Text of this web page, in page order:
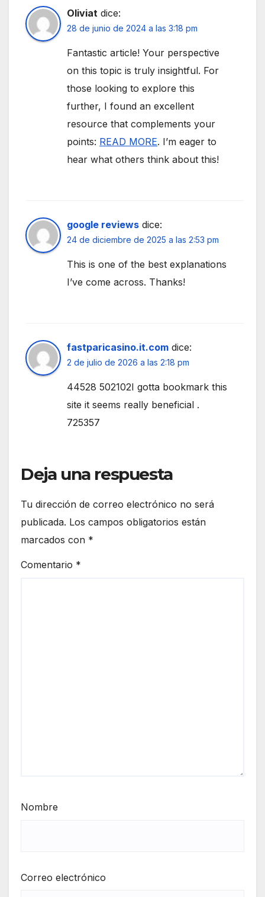
Oliviat dice:
28 de junio de 2024 a las 3:18 pm
Fantastic article! Your perspective
on this topic is truly insightful. For
those looking to explore this
further, I found an excellent
resource that complements your
points: READ MORE. I’m eager to
hear what others think about this!
google reviews dice:
24 de diciembre de 2025 a las 2:53 pm
This is one of the best explanations
I’ve come across. Thanks!
fastparicasino.it.com dice:
2 de julio de 2026 a las 2:18 pm
44528 502102I gotta bookmark this
site it seems really beneficial .
725357
Deja una respuesta
Tu dirección de correo electrónico no será
publicada. Los campos obligatorios están
marcados con *
Comentario *
Nombre
Correo electrónico